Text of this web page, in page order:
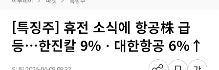
[특징주] 휴전 소식에 항공株 급
등⋯한진칼 9%ㆍ대한항공 6%↑